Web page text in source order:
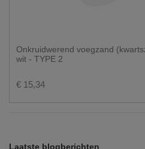
Onkruidwerend voegzand
wit - TYPE 2
€ 15,34
Laatste blogberichten